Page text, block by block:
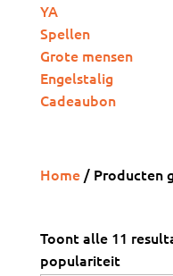
YA
Spellen
Grote mensen
Engelstalig
Cadeaubon
Home/ Producten
Toont alle 11
populariteit